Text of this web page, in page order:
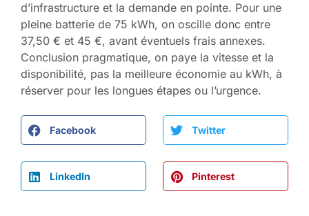
d’infrastructure et la demande en pointe. Pour une
pleine batterie de 75 kWh, on oscille donc entre
37,50 € et 45 €, avant éventuels frais annexes.
Conclusion pragmatique, on paye la vitesse et la
disponibilité, pas la meilleure économie au kWh, à
réserver pour les longues étapes ou l’urgence.
Facebook Twitter
LinkedIn Pinterest